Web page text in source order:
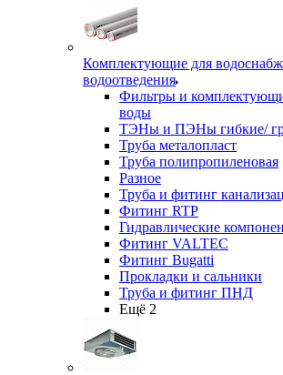
Комплектующие для
водоотведения
Фильтры и
воды
ТЭНы и ПЭНы гибкие/
Труба металопласт
Труба полипропиленовая
Разное
Труба и фитинг
Фитинг RTP
Гидравлические
Фитинг VALTEC
Фитинг Bugatti
Прокладки и сальники
Труба и фитинг ПНД
Ещё 2